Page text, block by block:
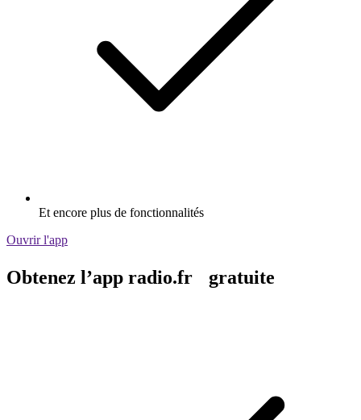
Et encore plus de fonctionnalités
Ouvrir l'app
Obtenez l’app radio.fr gratuite